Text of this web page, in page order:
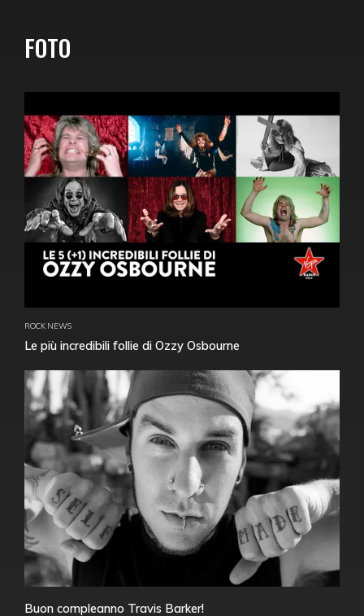
FOTO
ROCK NEWS
Le più incredibili follie di Ozzy Osbourne
Buon compleanno Travis Barker!